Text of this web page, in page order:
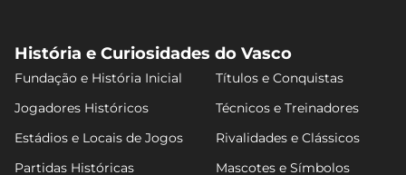
História e Curiosidades do Vasco
Fundação e História Inicial
Títulos e Conquistas
Jogadores Históricos
Técnicos e Treinadores
Estádios e Locais de Jogos
Rivalidades e Clássicos
Partidas Históricas
Mascotes e Símbolos